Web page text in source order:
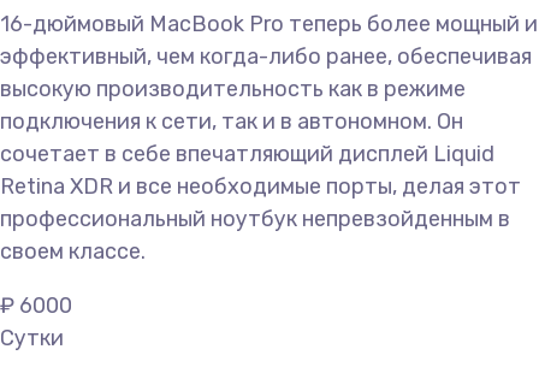
16-дюймовый MacBook Pro теперь более мощный и
эффективный, чем когда-либо ранее, обеспечивая
высокую производительность как в режиме
подключения к сети, так и в автономном. Он
сочетает в себе впечатляющий дисплей Liquid
Retina XDR и все необходимые порты, делая этот
профессиональный ноутбук непревзойденным в
своем классе.
₽ 6000
Сутки